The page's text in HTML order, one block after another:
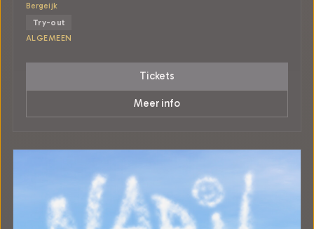
Bergeijk
Try-out
ALGEMEEN
Tickets
Meer info